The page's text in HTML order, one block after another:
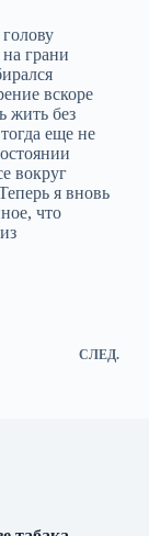
грани
вскоре
жить без
еще не
вокруг
я вновь
что
СЛЕД.